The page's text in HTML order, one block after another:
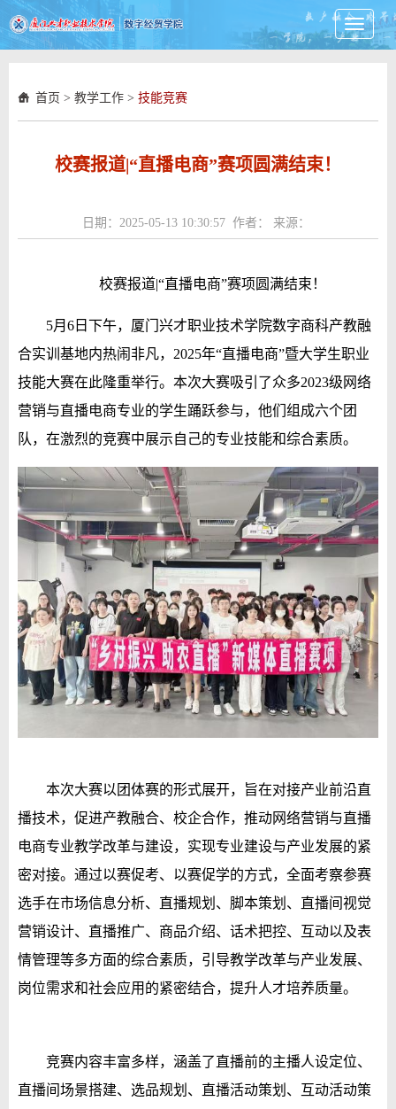
Toggle
首页 > 教学工作 > 技能竞赛
校赛报道|“直播电商”赛项圆满结束！
日期：2025-05-13 10:30:57 作者： 来源：
校赛报道|“直播电商”赛项圆满结束！
5月6日下午，厦门兴才职业技术学院数字商科产教融
合实训基地内热闹非凡，2025年“直播电商”暨大学生职业
技能大赛在此隆重举行。本次大赛吸引了众多2023级网络
营销与直播电商专业的学生踊跃参与，他们组成六个团
队，在激烈的竞赛中展示自己的专业技能和综合素质。
本次大赛以团体赛的形式展开，旨在对接产业前沿直
播技术，促进产教融合、校企合作，推动网络营销与直播
电商专业教学改革与建设，实现专业建设与产业发展的紧
密对接。通过以赛促考、以赛促学的方式，全面考察参赛
选手在市场信息分析、直播规划、脚本策划、直播间视觉
营销设计、直播推广、商品介绍、话术把控、互动以及表
情管理等多方面的综合素质，引导教学改革与产业发展、
岗位需求和社会应用的紧密结合，提升人才培养质量。
竞赛内容丰富多样，涵盖了直播前的主播人设定位、
直播间场景搭建、选品规划、直播活动策划、互动活动策